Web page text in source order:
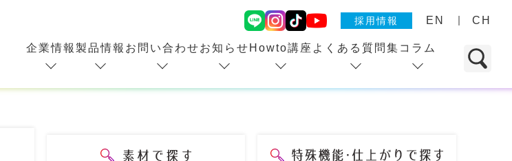
採用情報 EN CH
企業情報 製品情報 お問い合わせお知らせ Howto講座 よくある質問集 コラム